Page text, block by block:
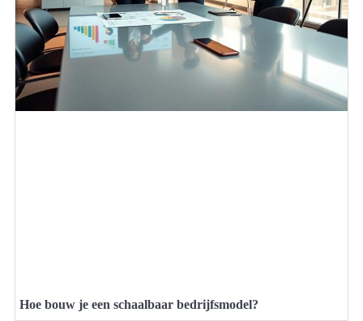
Hoe bouw je een schaalbaar bedrijfsmodel?